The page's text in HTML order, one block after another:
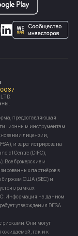
предоставляющая
инструментам
лицензии,
и зарегистрирована
Centre (DIFC),
Все брокерские и
партнёров в
биржам США (SEC) и
в рамках
Информация на данном
утверждения DFSA.
рисками. Они могут
ожидаемой, так и к